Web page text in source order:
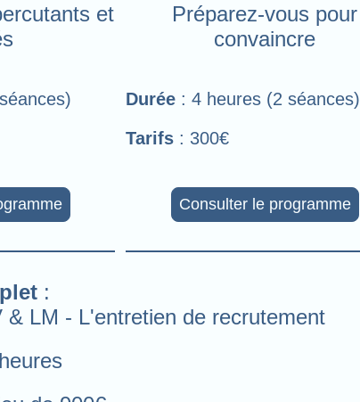
Consulter le programme
et
Préparez-vous pour
convaincre
Durée : 4 heures (2 séances)
Tarifs : 300€
:
LM - L'entretien de recrutement